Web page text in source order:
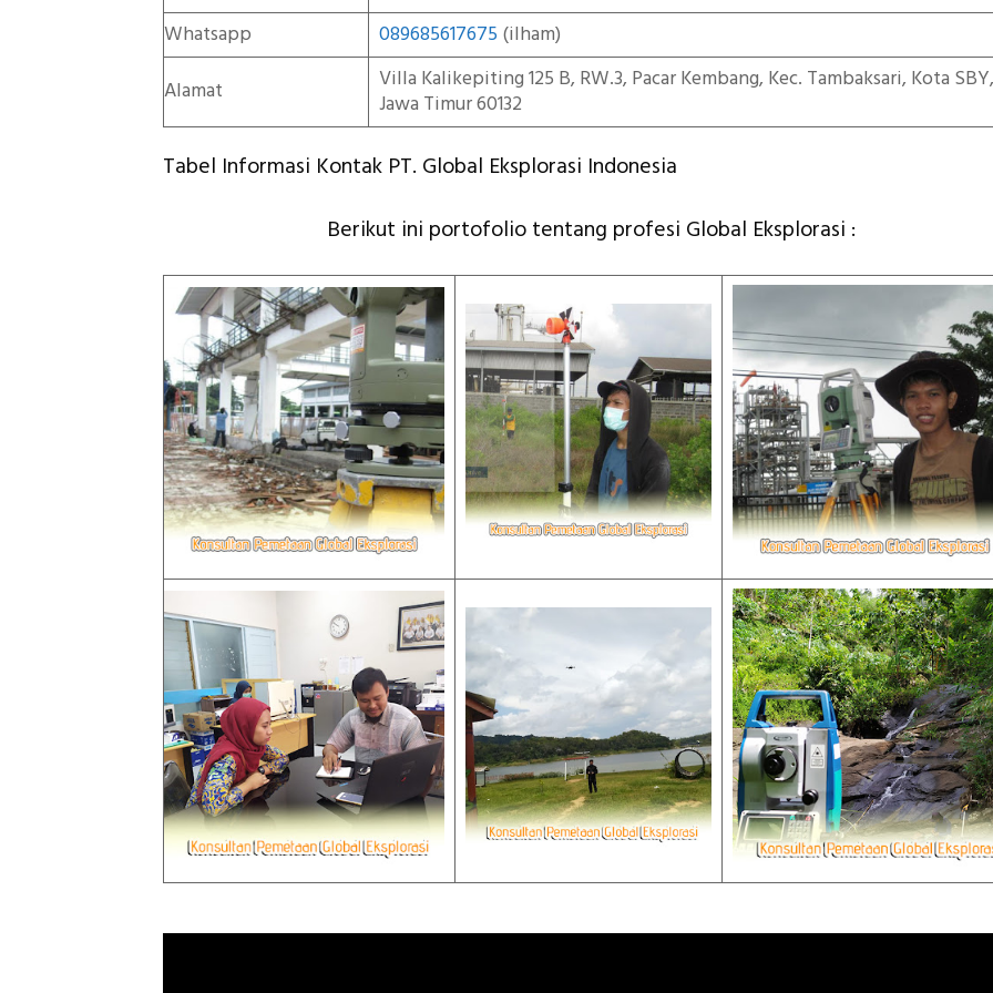
Whatsapp
089685617675 (ilham)
Alamat
Villa Kalikepiting 125 B, RW.3, Pacar Kembang, Kec. Tambaksari, Kota SBY,
Jawa Timur 60132
Tabel Informasi Kontak PT. Global Eksplorasi Indonesia
Berikut ini portofolio tentang profesi Global Eksplorasi :